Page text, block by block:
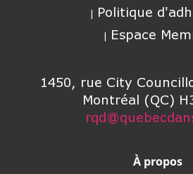
Politique
Espace
1450, rue City
Montréal (QC)
À propos